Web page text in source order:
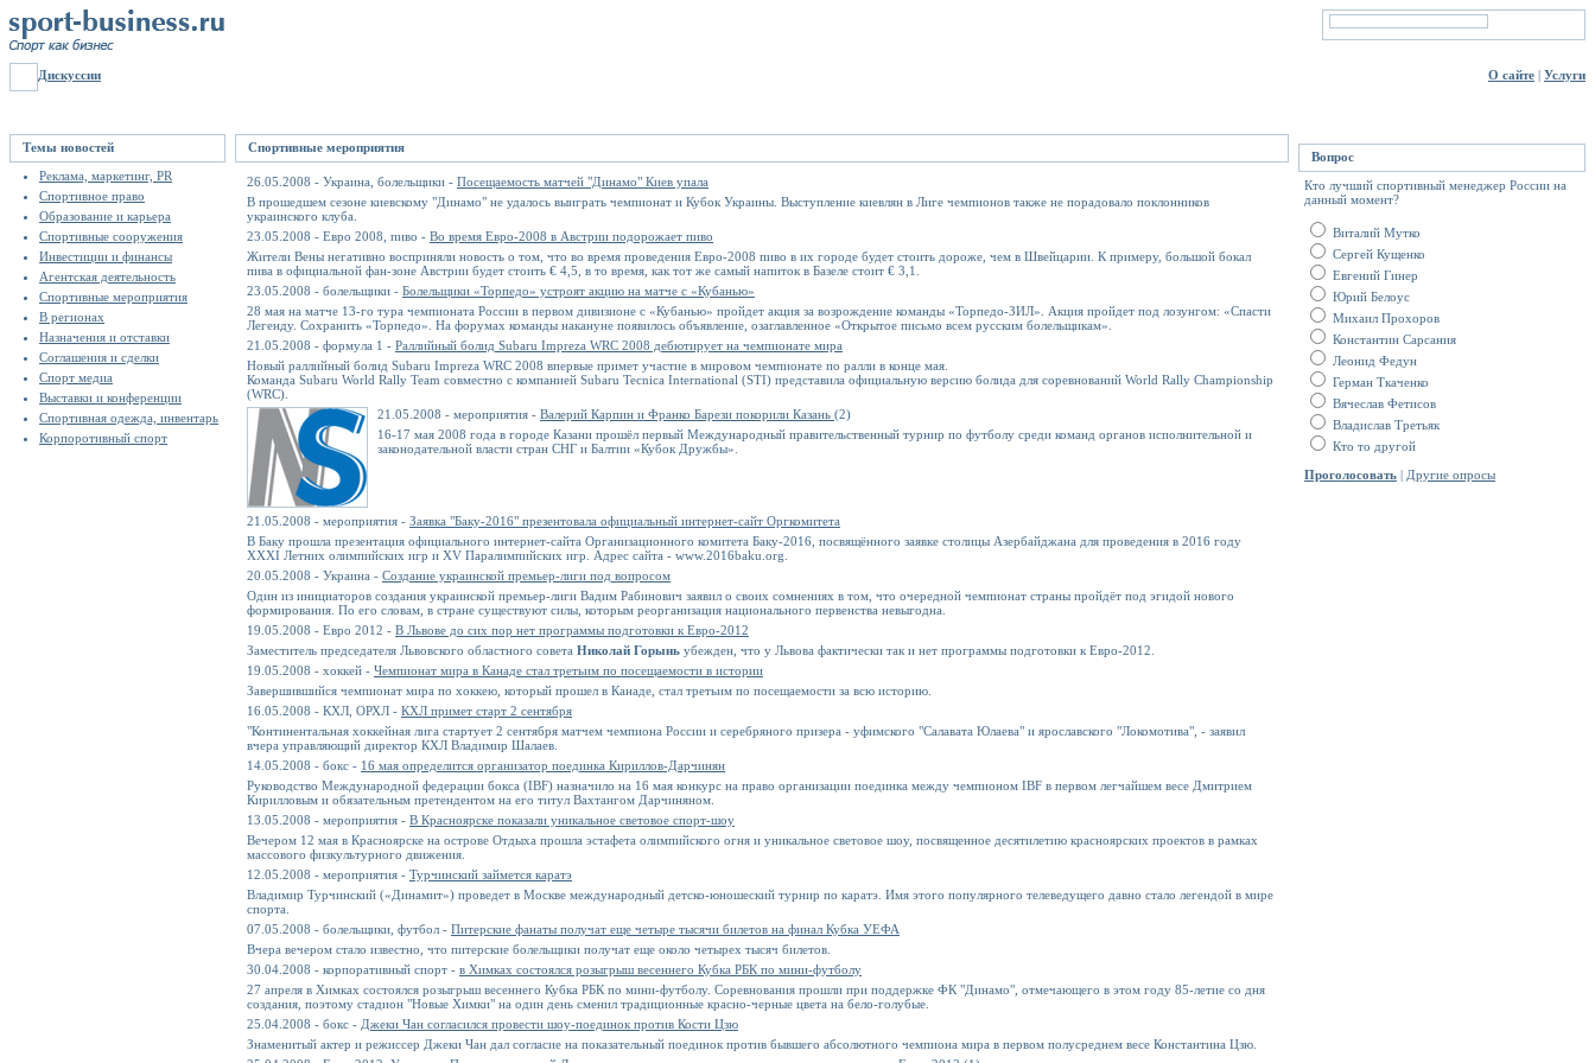
Дискуссии О сайте | Услуги
Темы новостей
Реклама, маркетинг, PR
Спортивное право
Образование и карьера
Спортивные сооружения
Инвестиции и финансы
Агентская деятельность
Спортивные мероприятия
В регионах
Назначения и отставки
Соглашения и сделки
Спорт медиа
Выставки и конференции
Спортивная одежда, инвентарь
Корпоротивный спорт
Спортивные мероприятия
26.05.2008 - Украина, болельщики - Посещаемость матчей "Динамо" Киев упала
В прошедшем сезоне киевскому "Динамо" не удалось выиграть чемпионат и Кубок Украины. Выступление киевлян в Лиге чемпионов также не порадовало поклонников
украинского клуба.
23.05.2008 - Евро 2008, пиво - Во время Евро-2008 в Австрии подорожает пиво
Жители Вены негативно восприняли новость о том, что во время проведения Евро-2008 пиво в их городе будет стоить дороже, чем в Швейцарии. К примеру, большой бокал
пива в официальной фан-зоне Австрии будет стоить € 4,5, в то время, как тот же самый напиток в Базеле стоит € 3,1.
23.05.2008 - болельщики - Болельщики «Торпедо» устроят акцию на матче с «Кубанью»
28 мая на матче 13-го тура чемпионата России в первом дивизионе с «Кубанью» пройдет акция за возрождение команды «Торпедо-ЗИЛ». Акция пройдет под лозунгом: «Спасти
Легенду. Сохранить «Торпедо». На форумах команды накануне появилось объявление, озаглавленное «Открытое письмо всем русским болельщикам».
21.05.2008 - формула 1 - Раллийный болид Subaru Impreza WRC 2008 дебютирует на чемпионате мира
Новый раллийный болид Subaru Impreza WRC 2008 впервые примет участие в мировом чемпионате по ралли в конце мая.
Команда Subaru World Rally Team совместно с компанией Subaru Tecnica International (STI) представила официальную версию болида для соревнований World Rally Championship
(WRC).
21.05.2008 - мероприятия - Валерий Карпин и Франко Барези покорили Казань (2)
16-17 мая 2008 года в городе Казани прошёл первый Международный правительственный турнир по футболу среди команд органов исполнительной и
законодательной власти стран СНГ и Балтии «Кубок Дружбы».
21.05.2008 - мероприятия - Заявка "Баку-2016" презентовала официальный интернет-сайт Оргкомитета
В Баку прошла презентация официального интернет-сайта Организационного комитета Баку-2016, посвящённого заявке столицы Азербайджана для проведения в 2016 году
XXXI Летних олимпийских игр и XV Паралимпийских игр. Адрес сайта - www.2016baku.org.
20.05.2008 - Украина - Создание украинской премьер-лиги под вопросом
Один из инициаторов создания украинской премьер-лиги Вадим Рабинович заявил о своих сомнениях в том, что очередной чемпионат страны пройдёт под эгидой нового
формирования. По его словам, в стране существуют силы, которым реорганизация национального первенства невыгодна.
19.05.2008 - Евро 2012 - В Львове до сих пор нет программы подготовки к Евро-2012
Заместитель председателя Львовского областного совета Николай Горынь убежден, что у Львова фактически так и нет программы подготовки к Евро-2012.
19.05.2008 - хоккей - Чемпионат мира в Канаде стал третьим по посещаемости в истории
Завершившийся чемпионат мира по хоккею, который прошел в Канаде, стал третьим по посещаемости за всю историю.
16.05.2008 - КХЛ, ОРХЛ - КХЛ примет старт 2 сентября
"Континентальная хоккейная лига стартует 2 сентября матчем чемпиона России и серебряного призера - уфимского "Салавата Юлаева" и ярославского "Локомотива", - заявил
вчера управляющий директор КХЛ Владимир Шалаев.
14.05.2008 - бокс - 16 мая определится организатор поединка Кириллов-Дарчинян
Руководство Международной федерации бокса (IBF) назначило на 16 мая конкурс на право организации поединка между чемпионом IBF в первом легчайшем весе Дмитрием
Кирилловым и обязательным претендентом на его титул Вахтангом Дарчиняном.
13.05.2008 - мероприятия - В Красноярске показали уникальное световое спорт-шоу
Вечером 12 мая в Красноярске на острове Отдыха прошла эстафета олимпийского огня и уникальное световое шоу, посвященное десятилетию красноярских проектов в рамках
массового физкультурного движения.
12.05.2008 - мероприятия - Турчинский займется каратэ
Владимир Турчинский («Динамит») проведет в Москве международный детско-юношеский турнир по каратэ. Имя этого популярного телеведущего давно стало легендой в мире
спорта.
07.05.2008 - болельщики, футбол - Питерские фанаты получат еще четыре тысячи билетов на финал Кубка УЕФА
Вчера вечером стало известно, что питерские болельщики получат еще около четырех тысяч билетов.
30.04.2008 - корпоративный спорт - в Химках состоялся розыгрыш весеннего Кубка РБК по мини-футболу
27 апреля в Химках состоялся розыгрыш весеннего Кубка РБК по мини-футболу. Соревнования прошли при поддержке ФК "Динамо", отмечающего в этом году 85-летие со дня
создания, поэтому стадион "Новые Химки" на один день сменил традиционные красно-черные цвета на бело-голубые.
25.04.2008 - бокс - Джеки Чан согласился провести шоу-поединок против Кости Цзю
Знаменитый актер и режиссер Джеки Чан дал согласие на показательный поединок против бывшего абсолютного чемпиона мира в первом полусреднем весе Константина Цзю.
Вопрос
Кто лучший спортивный менеджер России на
данный момент?
Виталий Мутко
Сергей Кущенко
Евгений Гинер
Юрий Белоус
Михаил Прохоров
Константин Сарсания
Леонид Федун
Герман Ткаченко
Вячеслав Фетисов
Владислав Третьяк
Кто то другой
Проголосовать | Другие опросы